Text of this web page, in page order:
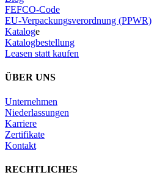
FEFCO-Code
EU-Verpackungsverordnung (PPWR)
Kataloge
Katalogbestellung
Leasen statt kaufen
ÜBER UNS
Unternehmen
Niederlassungen
Karriere
Zertifikate
Kontakt
RECHTLICHES